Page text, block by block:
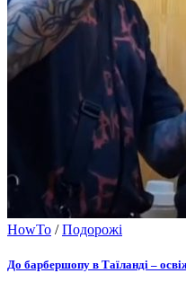
HowTo /Подорожі
До барбершопу в Таїланді –